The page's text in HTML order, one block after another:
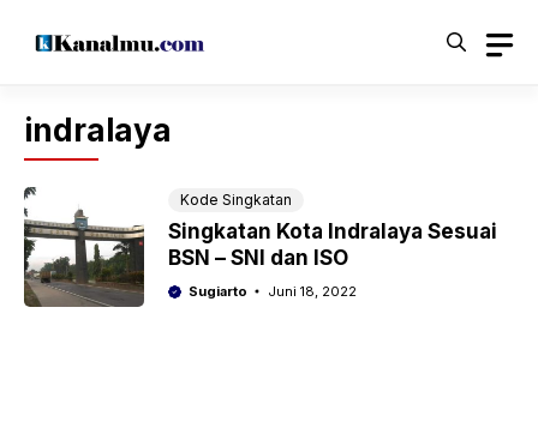
indralaya
Kode Singkatan
Singkatan Kota Indralaya Sesuai
BSN – SNI dan ISO
Sugiarto Juni 18, 2022